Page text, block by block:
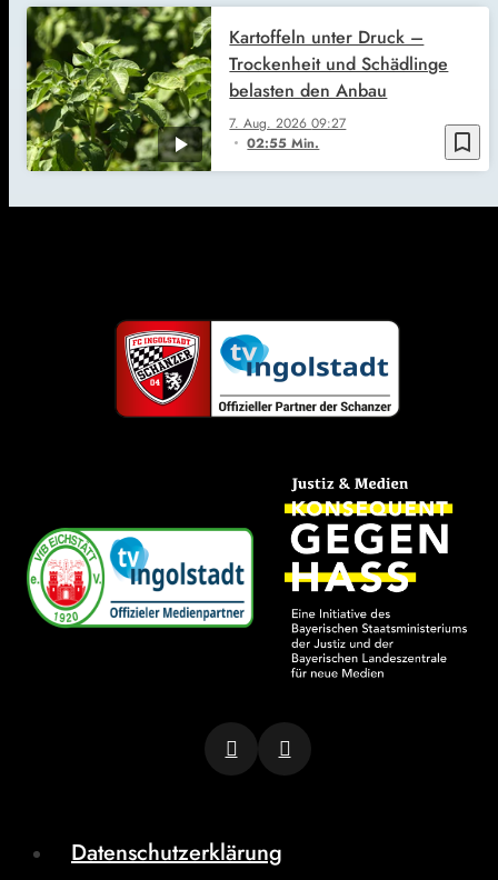
bookmark_border
7. Aug. 202609:27
02:55 Min.
Kartoffeln unter Druck –
Trockenheit und Schädlinge
belasten den Anbau
Datenschutzerklärung